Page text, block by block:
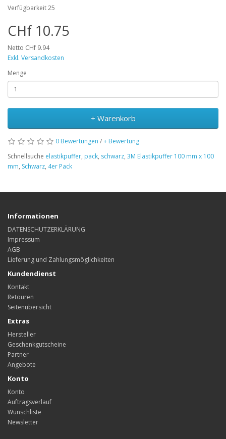
Verfügbarkeit 25
CHf 10.75
Netto CHf 9.94
Exkl. Versandkosten
Menge
+ Warenkorb
0 Bewertungen /+ Bewertung
Schnellsuche elastikpuffer, pack, schwarz, 3M Elastikpuffer 100 mm x 100
mm, Schwarz, 4er Pack
Informationen
DATENSCHUTZERKLÄRUNG
Impressum
AGB
Lieferung und Zahlungsmöglichkeiten
Kundendienst
Kontakt
Retouren
Seitenübersicht
Extras
Hersteller
Geschenkgutscheine
Partner
Angebote
Konto
Konto
Auftragsverlauf
Wunschliste
Newsletter